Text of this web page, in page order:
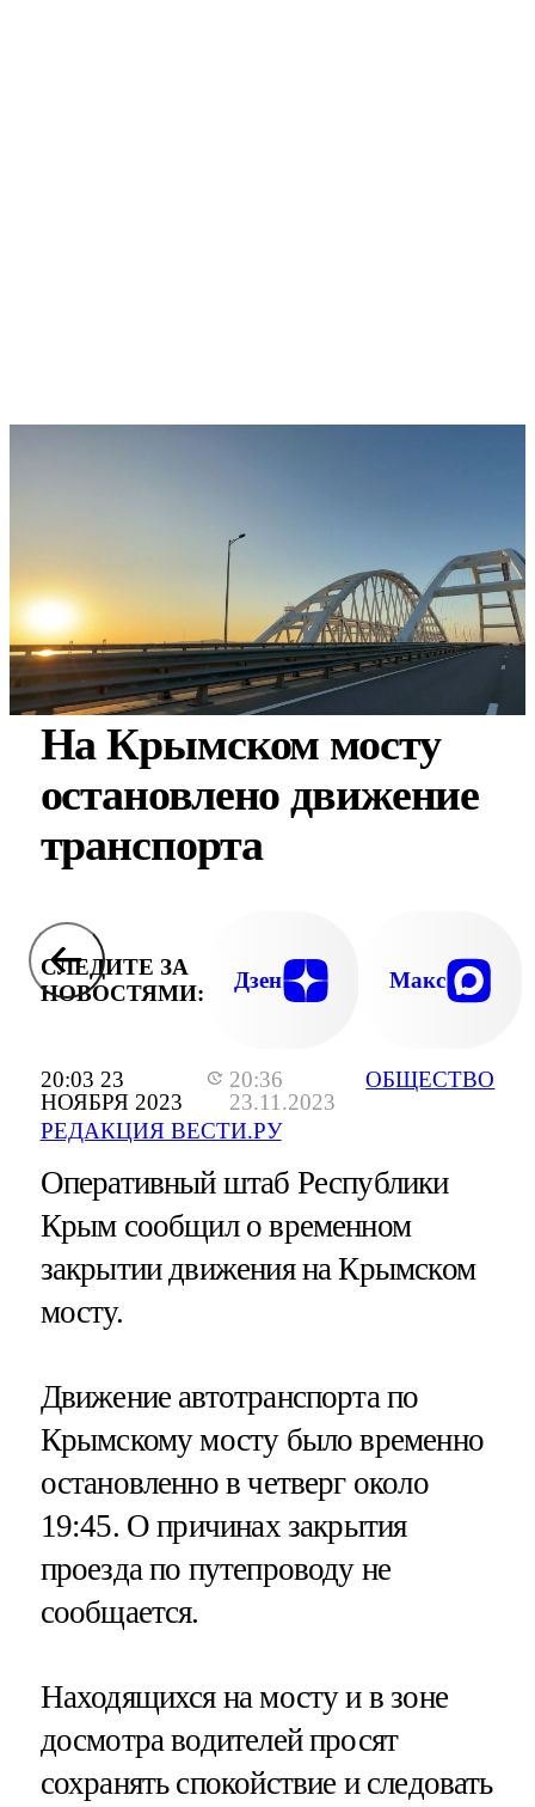
20:03 23
НОЯБРЯ 2023
20:36
23.11.2023
РЕДАКЦИЯ ВЕСТИ.РУ
ОБЩЕСТВО
На Крымском мосту
остановлено движение
транспорта
СЛЕДИТЕ ЗА
НОВОСТЯМИ:
Дзен Макс
Оперативный штаб Республики
Крым сообщил о временном
закрытии движения на Крымском
мосту.
Движение автотранспорта по
Крымскому мосту было временно
остановленно в четверг около
19:45. О причинах закрытия
проезда по путепроводу не
сообщается.
Находящихся на мосту и в зоне
досмотра водителей просят
сохранять спокойствие и следовать